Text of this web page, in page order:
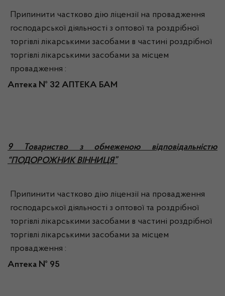
Припинити частково дію ліцензії на провадження
господарської діяльності з оптової та роздрібної
торгівлі лікарськими засобами в частині роздрібної
торгівлі лікарськими засобами за місцем
провадження :
Аптека № 32 АПТЕКА БАМ
9 Товариство з обмеженою відповідальністю
“ПОДОРОЖНИК ВІННИЦЯ”
Припинити частково дію ліцензії на провадження
господарської діяльності з оптової та роздрібної
торгівлі лікарськими засобами в частині роздрібної
торгівлі лікарськими засобами за місцем
провадження :
Аптека № 95